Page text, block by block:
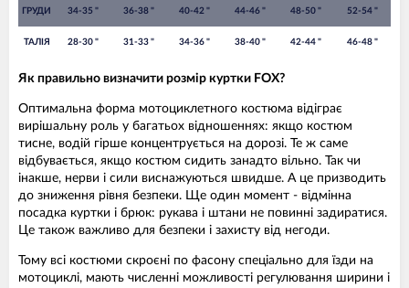
ГРУДИ 34-35 " 36-38 " 40-42 " 44-46 " 48-50 " 52-54 "
ТАЛІЯ 28-30 " 31-33 " 34-36 " 38-40 " 42-44 " 46-48 "
Як правильно визначити розмір куртки FOX?
Оптимальна форма мотоциклетного костюма відіграє
вирішальну роль у багатьох відношеннях: якщо костюм
тисне, водій гірше концентрується на дорозі. Те ж саме
відбувається, якщо костюм сидить занадто вільно. Так чи
інакше, нерви і сили виснажуються швидше. А це призводить
до зниження рівня безпеки. Ще один момент - відмінна
посадка куртки і брюк: рукава і штани не повинні задиратися.
Це також важливо для безпеки і захисту від негоди.
Тому всі костюми скроєні по фасону спеціально для їзди на
мотоциклі, мають численні можливості регулювання ширини і